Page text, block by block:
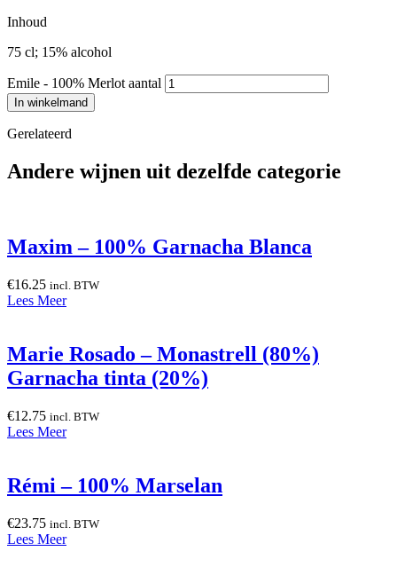
Inhoud
75 cl; 15% alcohol
Emile - 100% Merlot aantal
In winkelmand
Gerelateerd
Andere wijnen uit dezelfde categorie
Maxim – 100% Garnacha Blanca
€16.25 incl. BTW
Lees Meer
Marie Rosado – Monastrell (80%)
Garnacha tinta (20%)
€12.75 incl. BTW
Lees Meer
Rémi – 100% Marselan
€23.75 incl. BTW
Lees Meer